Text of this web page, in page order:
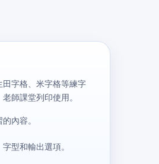
字格、米字格等練字
師課堂列印使用。
內容。
型和輸出選項。